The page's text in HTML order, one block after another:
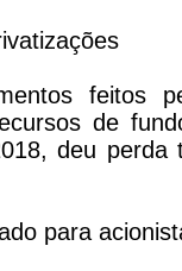
feitos
de
deu perda
para